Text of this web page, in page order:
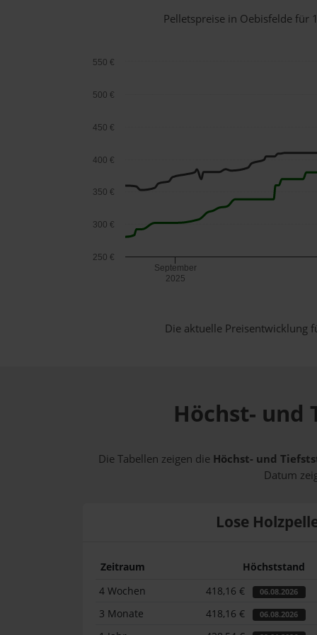
Pelletspreise in Oebisfelde für
September
2025
250 €
300 €
350 €
400 €
450 €
500 €
550 €
Die aktuelle Preisentwicklung
Höchst- und
Die Tabellen zeigen die Höchst- und
Datum
Lose
Zeitraum Höchststand
4 Wochen
418,16 € 06.08.2026
3 Monate 418,16 € 06.08.2026